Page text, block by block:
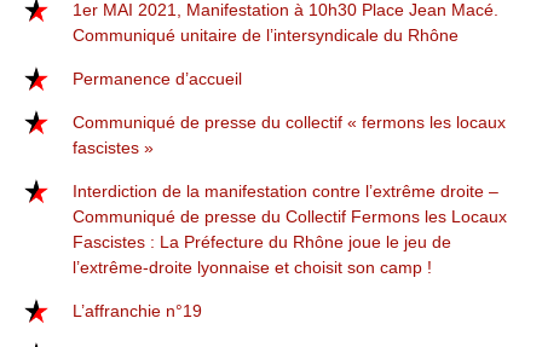
1er MAI 2021, Manifestation à 10h30 Place Jean Macé.
Communiqué unitaire de l’intersyndicale du Rhône
Permanence d’accueil
Communiqué de presse du collectif « fermons les locaux
fascistes »
Interdiction de la manifestation contre l’extrême droite –
Communiqué de presse du Collectif Fermons les Locaux
Fascistes : La Préfecture du Rhône joue le jeu de
l’extrême-droite lyonnaise et choisit son camp !
L’affranchie n°19